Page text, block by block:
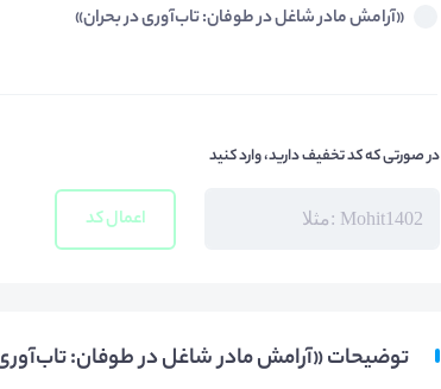
«آرامش مادر شاغل در طوفان: تاب‌آوری در بحران»
در صورتی که کد تخفیف دارید، وارد کنید
اعمال کد
توضیحات «آرامش مادر شاغل در طوفان: